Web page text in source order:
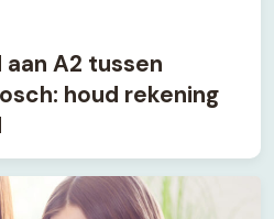
A2 tussen
houd rekening